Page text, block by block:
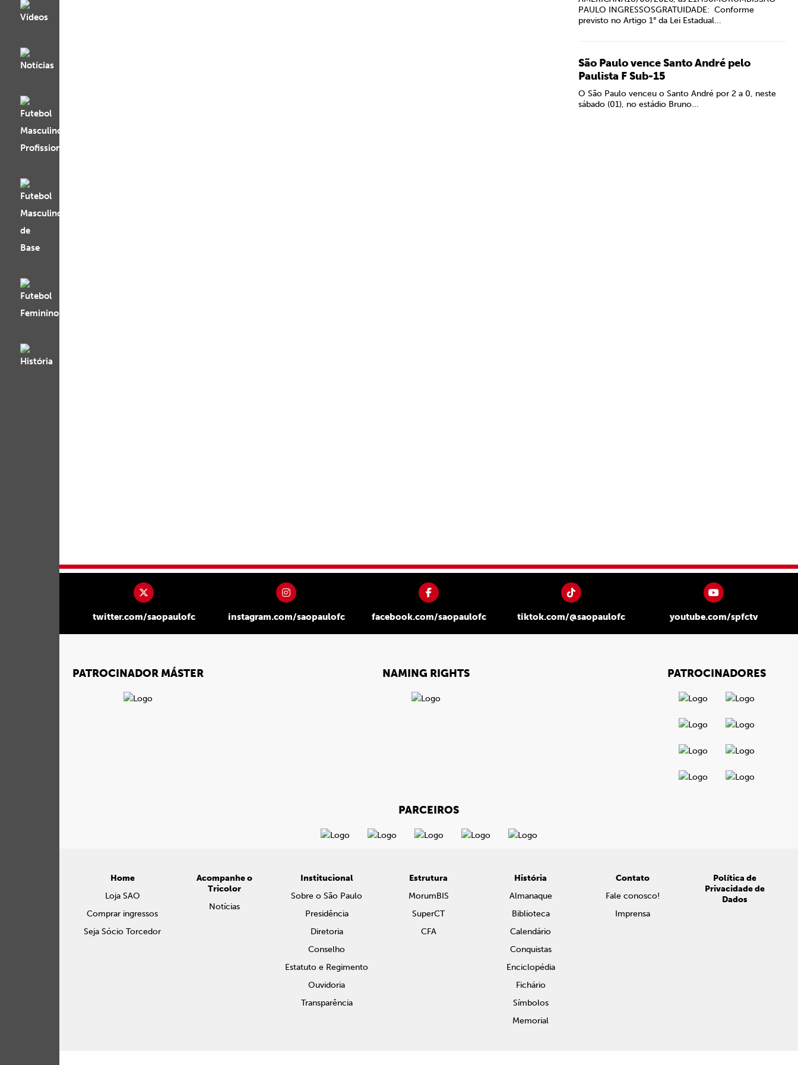
PAULO INGRESSOSGRATUIDADE: Conforme
previsto no Artigo 1° da Lei Estadual...
São Paulo vence Santo André pelo
Paulista F Sub-15
O São Paulo venceu o Santo André por 2 a 0, neste
sábado (01), no estádio Bruno...
twitter.com/saopaulofc instagram.com/saopaulofc facebook.com/saopaulofc tiktok.com/@saopaulofc youtube.com/spfctv
PATROCINADOR MÁSTER NAMING RIGHTS PATROCINADORES
PARCEIROS
Home
Loja SAO
Comprar ingressos
Seja Sócio Torcedor
Acompanhe o
Tricolor
Notícias
Institucional
Sobre o São Paulo
Presidência
Diretoria
Conselho
Estatuto e Regimento
Ouvidoria
Transparência
Estrutura
MorumBIS
SuperCT
CFA
História
Almanaque
Biblioteca
Calendário
Conquistas
Enciclopédia
Fichário
Símbolos
Memorial
Contato
Fale conosco!
Imprensa
Política de
Privacidade de
Dados